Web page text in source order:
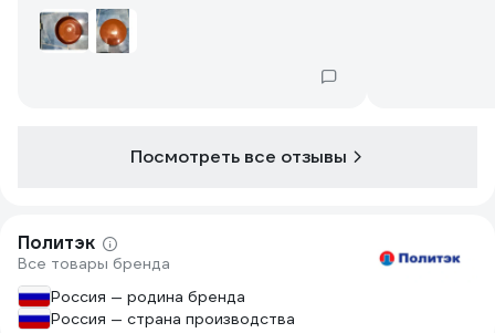
Посмотреть все отзывы
Политэк
Все товары бренда
Россия — родина бренда
Россия — страна производства